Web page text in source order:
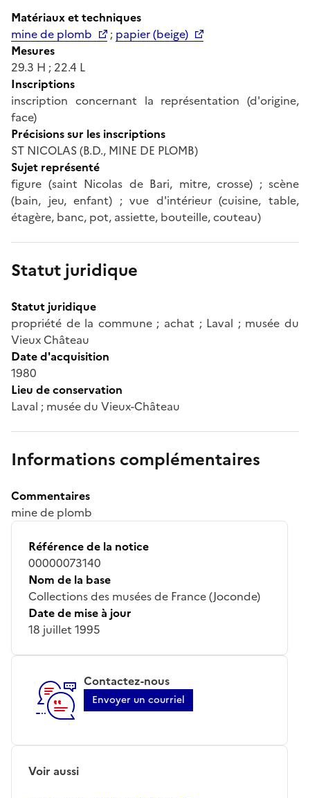
Matériaux et techniques
mine de plomb
; papier (beige)
Mesures
29.3 H ; 22.4 L
Inscriptions
inscription concernant la représentation (d'origine,
face)
Précisions sur les inscriptions
ST NICOLAS (B.D., MINE DE PLOMB)
Sujet représenté
figure (saint Nicolas de Bari, mitre, crosse) ; scène
(bain, jeu, enfant) ; vue d'intérieur (cuisine, table,
étagère, banc, pot, assiette, bouteille, couteau)
Statut juridique
Statut juridique
propriété de la commune ; achat ; Laval ; musée du
Vieux Château
Date d'acquisition
1980
Lieu de conservation
Laval ; musée du Vieux-Château
Informations complémentaires
Commentaires
mine de plomb
Référence de la notice
00000073140
Nom de la base
Collections des musées de France (Joconde)
Date de mise à jour
18 juillet 1995
Contactez-nous
Envoyer un courriel
Voir aussi